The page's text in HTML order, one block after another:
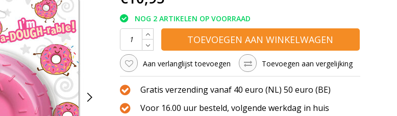
NOG 2 ARTIKELEN OP VOORRAAD
TOEVOEGEN AAN WINKELWAGEN
Aan verlanglijst toevoegen Toevoegen aan vergelijking
Gratis verzending vanaf 40 euro (NL) 50 euro (BE)
Voor 16.00 uur besteld, volgende werkdag in huis